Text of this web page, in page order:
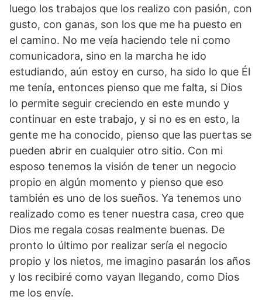
luego los trabajos que los realizo con pasión, con
gusto, con ganas, son los que me ha puesto en
el camino. No me veía haciendo tele ni como
comunicadora, sino en la marcha he ido
estudiando, aún estoy en curso, ha sido lo que Él
me tenía, entonces pienso que me falta, si Dios
lo permite seguir creciendo en este mundo y
continuar en este trabajo, y si no es en esto, la
gente me ha conocido, pienso que las puertas se
pueden abrir en cualquier otro sitio. Con mi
esposo tenemos la visión de tener un negocio
propio en algún momento y pienso que eso
también es uno de los sueños. Ya tenemos uno
realizado como es tener nuestra casa, creo que
Dios me regala cosas realmente buenas. De
pronto lo último por realizar sería el negocio
propio y los nietos, me imagino pasarán los años
y los recibiré como vayan llegando, como Dios
me los envíe.